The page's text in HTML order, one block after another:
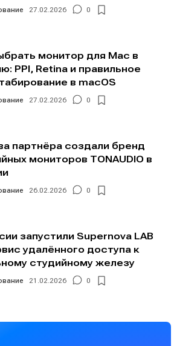
27.02.2026 0
монитор для Mac в
PPI, Retina и правильное
в macOS
27.02.2026 0
партнёра создали бренд
мониторов TONAUDIO в
26.02.2026 0
запустили Supernova LAB
удалённого доступа к
студийному железу
21.02.2026 0